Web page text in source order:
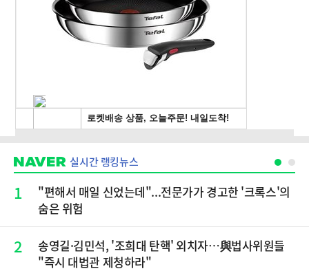
실시간 랭킹뉴스
1
"편해서 매일 신었는데"...전문가가 경고한 '크록스'의
숨은 위험
2
송영길·김민석, '조희대 탄핵' 외치자…與법사위원들
"즉시 대법관 제청하라"